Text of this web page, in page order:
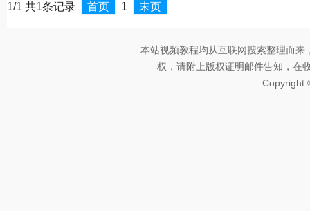
1/1 共1条记录 首页 1 末页
本站视频教程均从互联网搜索整理而
权，请附上版权证明邮件告知，在
Copyright